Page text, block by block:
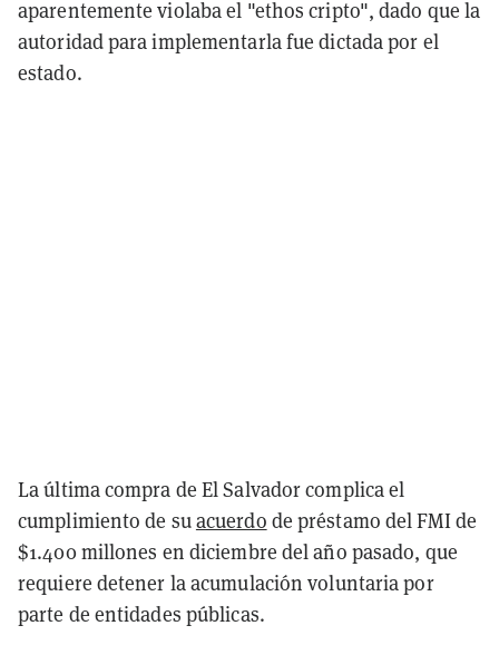
aparentemente violaba el "ethos cripto", dado que la
autoridad para implementarla fue dictada por el
estado.
La última compra de El Salvador complica el
cumplimiento de suacuerdo de préstamo del FMI de
$1.400 millones en diciembre del año pasado, que
requiere detener la acumulación voluntaria por
parte de entidades públicas.